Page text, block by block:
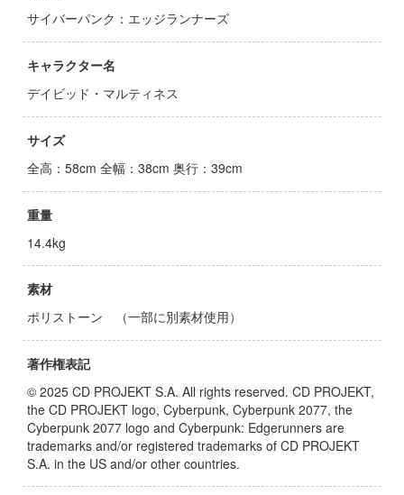
サイバーパンク：エッジランナーズ
キャラクター名
デイビッド・マルティネス
サイズ
全高：58cm 全幅：38cm 奥行：39cm
重量
14.4kg
素材
ポリストーン （一部に別素材使用）
著作権表記
© 2025 CD PROJEKT S.A. All rights reserved. CD PROJEKT,
the CD PROJEKT logo, Cyberpunk, Cyberpunk 2077, the
Cyberpunk 2077 logo and Cyberpunk: Edgerunners are
trademarks and/or registered trademarks of CD PROJEKT
S.A. in the US and/or other countries.
GRIDMAN
ロボ
割り切れない
鬼太郎
のメイドラゴン
らしい世界に祝福を！
ンカムイ